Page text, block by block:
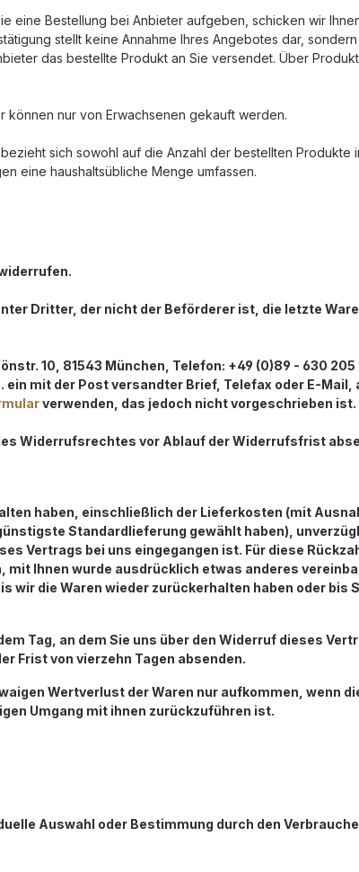
eine Bestellung bei Anbieter aufgeben, schicken wir
stellt keine Annahme Ihres Angebotes dar,
das bestellte Produkt an Sie versendet. Über
können nur von Erwachsenen gekauft werden.
sich sowohl auf die Anzahl der bestellten Produkte
eine haushaltsübliche Menge umfassen.
Dritter, der nicht der Beförderer ist, die letzte
10, 81543 München, Telefon: +49 (0)89 - 630
ein mit der Post versandter Brief, Telefax oder E-Mail,
verwenden, das jedoch nicht vorgeschrieben ist.
Widerrufsrechtes vor Ablauf der Widerrufsfrist
haben, einschließlich der Lieferkosten (mit
Standardlieferung gewählt haben),
Vertrags bei uns eingegangen ist. Für diese
Ihnen wurde ausdrücklich etwas anderes
die Waren wieder zurückerhalten haben oder bis
Tag, an dem Sie uns über den Widerruf dieses
Frist von vierzehn Tagen absenden.
Wertverlust der Waren nur aufkommen, wenn
Umgang mit ihnen zurückzuführen ist.
Auswahl oder Bestimmung durch den